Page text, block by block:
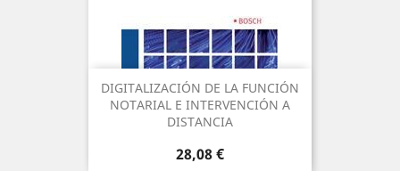
DIGITALIZACIÓN DE LA FUNCIÓN
NOTARIAL E INTERVENCIÓN A
DISTANCIA
Precio
28,08 €